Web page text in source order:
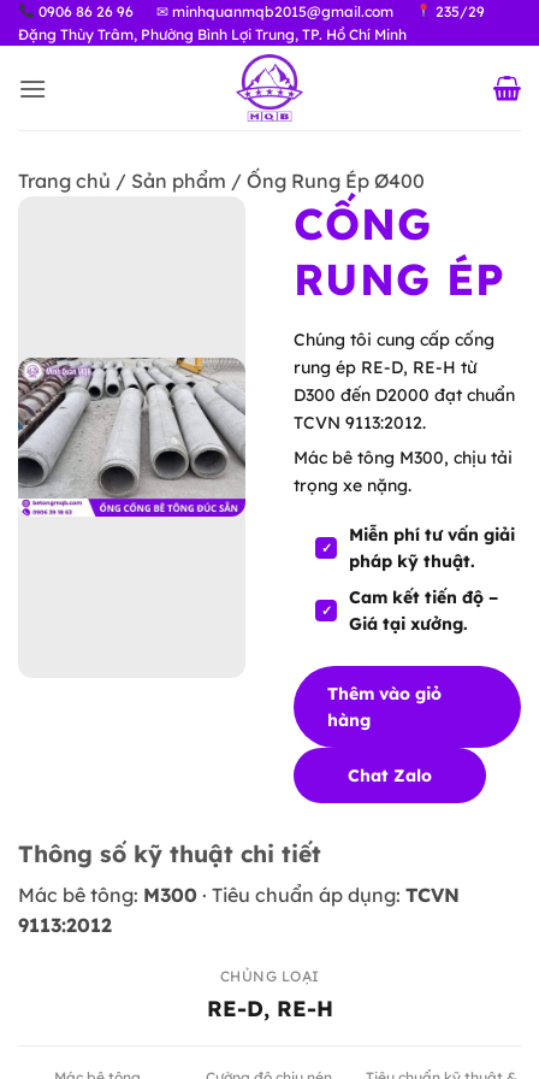
Bỏ
qua
dung
0906 86 26 96 ✉ minhquanmqb2015@gmail.com
235/29
Đặng Thùy Trâm, Phường Bình Lợi Trung, TP. Hồ Chí Minh
Trang chủ / Sản phẩm / Ống Rung Ép Ø400
CỐNG
RUNG ÉP
Chúng tôi cung cấp cống
rung ép RE-D, RE-H từ
D300 đến D2000 đạt chuẩn
TCVN 9113:2012.
Mác bê tông M300, chịu tải
trọng xe nặng.
Miễn phí tư vấn giải
pháp kỹ thuật.
Cam kết tiến độ –
Giá tại xưởng.
Thêm vào giỏ
hàng
Chat Zalo
Thông số kỹ thuật chi tiết
Mác bê tông: M300 · Tiêu chuẩn áp dụng: TCVN
9113:2012
CHỦNG LOẠI
RE-D, RE-H